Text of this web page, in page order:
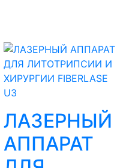
ЛАЗЕРНЫЙ
АППАРАТ